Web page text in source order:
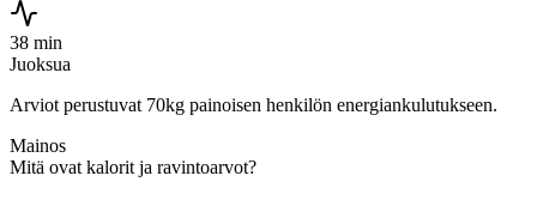
38 min
Juoksua
Arviot perustuvat 70kg painoisen henkilön energiankulutukseen.
Mainos
Mitä ovat kalorit ja ravintoarvot?